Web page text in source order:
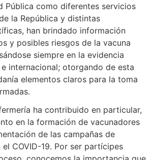
Pública como diferentes servicios
la República y distintas
han brindado información
y posibles riesgos de la vacuna
siempre en la evidencia
internacional; otorgando de esta
elementos claros para la toma
ha contribuido en particular,
en la formación de vacunadores
de las campañas de
COVID-19. Por ser partícipes